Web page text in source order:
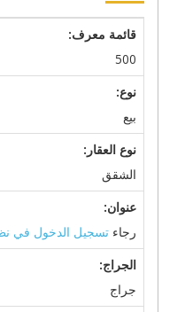
قائمة معرف:
500
نوع:
بيع
نوع العقار:
الشقق
عنوان:
رجاء تسجيل الدخول في
الجراج:
جراج